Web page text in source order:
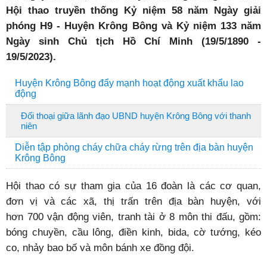
Hội thao truyền thống Kỷ niệm 58 năm Ngày giải
phóng H9 - Huyện Krông Bông và Kỷ niệm 133 năm
Ngày sinh Chủ tịch Hồ Chí Minh (19/5/1890 -
19/5/2023).
Huyện Krông Bông đẩy mạnh hoạt động xuất khẩu lao
động
Đối thoại giữa lãnh đạo UBND huyện Krông Bông với thanh
niên
Diễn tập phòng cháy chữa cháy rừng trên địa bàn huyện
Krông Bông
Hội thao có sự tham gia của 16 đoàn là các cơ quan,
đơn vị và các xã, thị trấn trên địa bàn huyện, với
hơn 700 vận động viên, tranh tài ở 8 môn thi đấu, gồm:
bóng chuyền, cầu lông, điền kinh, bida, cờ tướng, kéo
co, nhảy bao bố và môn bánh xe đồng đội.